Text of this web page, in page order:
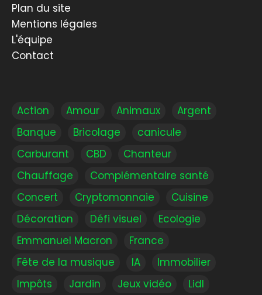
Plan du site
Mentions légales
L'équipe
Contact
Action Amour Animaux
Argent
Banque
Bricolage
canicule
Carburant
CBD
Chanteur
Chauffage
Complémentaire santé
Concert
Cryptomonnaie
Cuisine
Décoration
Défi visuel
Ecologie
Emmanuel Macron
France
Fête de la musique
IA
Immobilier
Impôts
Jardin Jeux vidéo Lidl